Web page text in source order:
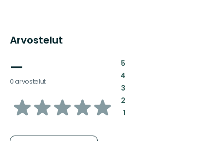
Arvostelut
—
0 arvostelut
/5
5:
4:
3:
2:
1: